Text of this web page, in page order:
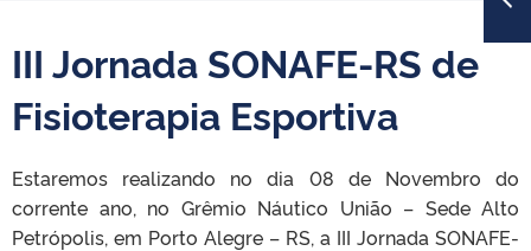
III Jornada SONAFE-RS de
Fisioterapia Esportiva
Estaremos realizando no dia 08 de Novembro do
corrente ano, no Grêmio Náutico União – Sede Alto
Petrópolis, em Porto Alegre – RS, a III Jornada SONAFE-